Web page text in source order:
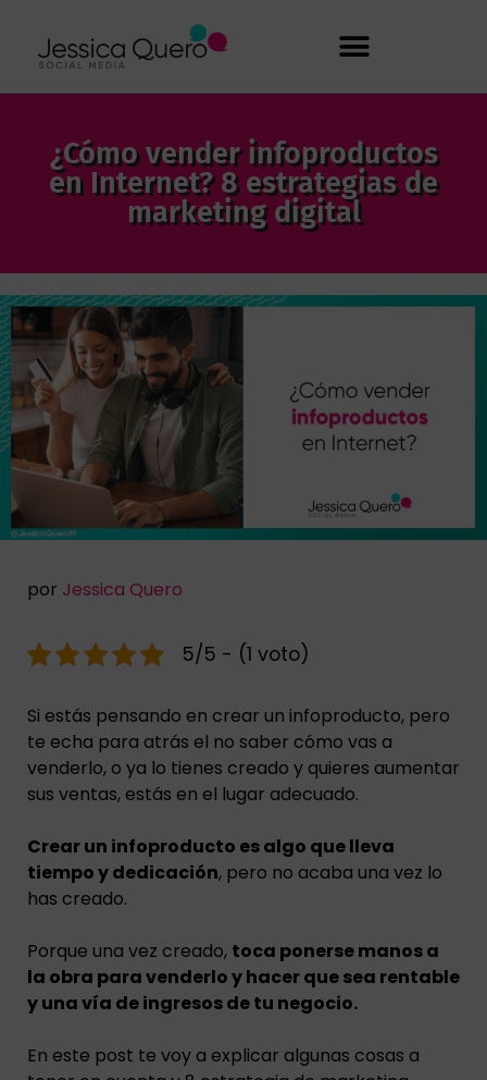
¿Cómo vender infoproductos
en Internet? 8 estrategias de
marketing digital
por Jessica Quero
5/5 - (1 voto)
Si estás pensando en crear un infoproducto, pero
te echa para atrás el no saber cómo vas a
venderlo, o ya lo tienes creado y quieres aumentar
sus ventas, estás en el lugar adecuado.
Crear un infoproducto es algo que lleva
tiempo y dedicación, pero no acaba una vez lo
has creado.
Porque una vez creado, toca ponerse manos a
la obra para venderlo y hacer que sea rentable
y una vía de ingresos de tu negocio.
En este post te voy a explicar algunas cosas a